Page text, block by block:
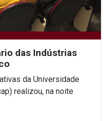
das Indústrias
da Universidade
realizou, na noite